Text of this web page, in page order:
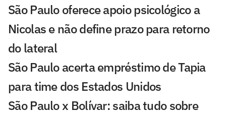
São Paulo oferece apoio psicológico a
Nicolas e não define prazo para retorno
do lateral
São Paulo acerta empréstimo de Tapia
para time dos Estados Unidos
São Paulo x Bolívar: saiba tudo sobre